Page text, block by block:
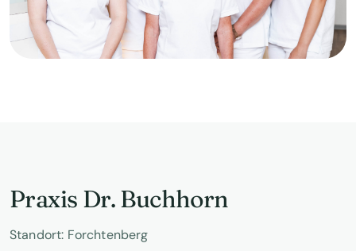
Praxis Dr. Buchhorn
Standort: Forchtenberg